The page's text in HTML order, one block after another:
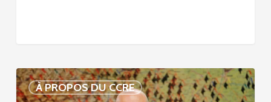
À PROPOS DU CCRE
Voix
de